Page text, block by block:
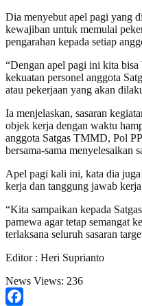
Dia menyebut apel pagi yang
kewajiban untuk memulai
pengarahan kepada setiap
“Dengan apel pagi ini kita
kekuatan personel anggota
atau pekerjaan yang akan
Ia menjelaskan, sasaran
objek kerja dengan waktu
anggota Satgas TMMD, Pol
bersama-sama menyelesaikan
Apel pagi kali ini, kata dia
kerja dan tanggung jawab
“Kita sampaikan kepada
pamewa agar tetap semangat
terlaksana seluruh sasaran
Editor : Heri Suprianto
News Views: 236